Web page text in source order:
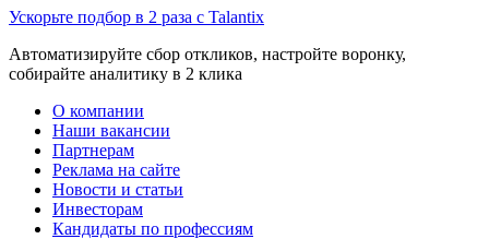
Ускорьте подбор в 2 раза с Talantix
Автоматизируйте сбор откликов, настройте воронку,
собирайте аналитику в 2 клика
О компании
Наши вакансии
Партнерам
Реклама на сайте
Новости и статьи
Инвесторам
Кандидаты по профессиям